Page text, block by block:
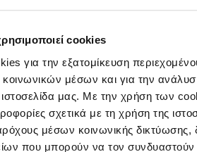
cookies
για την εξατομίκευση
μέσων και για την
μας. Με την χρήση των
σχετικά με τη χρήση της
μέσων κοινωνικής δικτύωσης,
που μπορούν να τον
7 0 80'
Ε. Ν. ΘΟΙ
ΛΑΚΑΤΑΜΙΑΣ
1 3
ΔΙΓΕΝΗΣ
ΑΚΡΙΤΑΣ
ΜΟΡΦΟΥ
82'
ΕΘΝΙΚΟΣ
Ε. Ν. ΘΟΙ